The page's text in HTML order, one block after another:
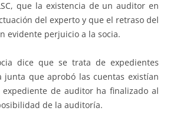
que la existencia de un auditor en
del experto y que el retraso del
evidente perjuicio a la socia.
dice que se trata de expedientes
que aprobó las cuentas existían
de auditor ha finalizado al
de la auditoría.